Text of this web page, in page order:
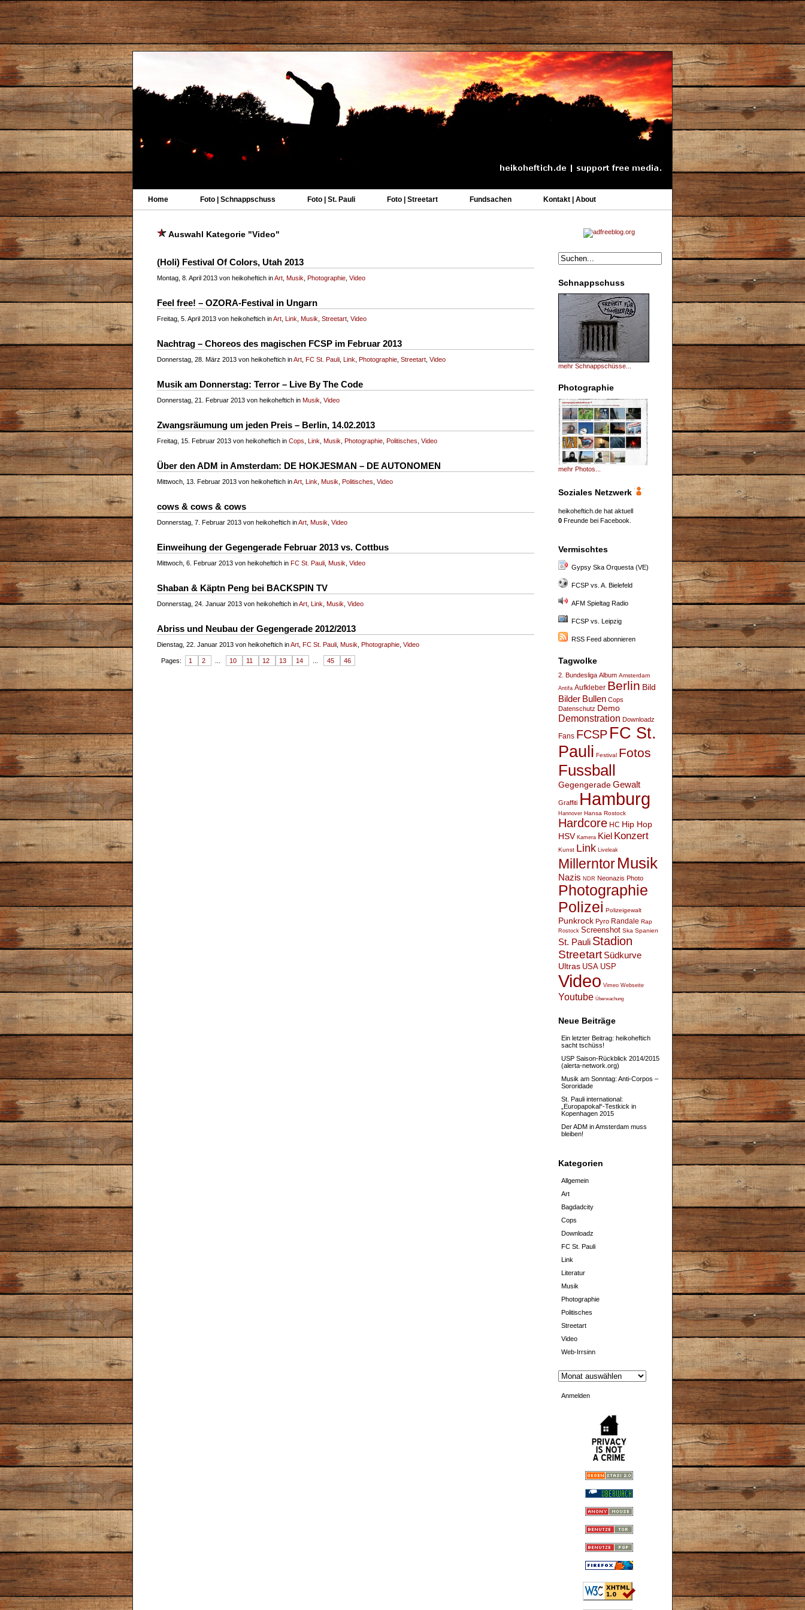
Home Foto | Schnappschuss Foto | St. Pauli Foto | Streetart Fundsachen Kontakt | About
Schnappschuss
mehr Schnappschüsse...
Photographie
mehr Photos...
Soziales Netzwerk
heikoheftich.de hat aktuell
0 Freunde bei Facebook.
Vermischtes
Gypsy Ska Orquesta (VE)
FCSP vs. A. Bielefeld
AFM Spieltag Radio
FCSP vs. Leipzig
RSS Feed abonnieren
Tagwolke
2. Bundesliga Album Amsterdam
Antifa Aufkleber Berlin Bild
Bilder Bullen Cops
Datenschutz Demo
Demonstration Downloadz
Fans FCSP FC St.
Pauli Festival Fotos
Fussball
GegengeradeGewalt
Graffiti Hamburg
Hannover Hansa Rostock
Hardcore HC Hip Hop
HSV Kamera Kiel Konzert
Kunst Link Liveleak
Millerntor Musik
Nazis NDR Neonazis Photo
Photographie
Polizei Polizeigewalt
Punkrock Pyro Randale Rap
Rostock Screenshot Ska Spanien
St. Pauli Stadion
Streetart Südkurve
Ultras USA USP
Video Vimeo Webseite
Youtube Überwachung
Neue Beiträge
Ein letzter Beitrag: heikoheftich
sacht tschüss!
USP Saison-Rückblick 2014/2015
(alerta-network.org)
Musik am Sonntag: Anti-Corpos –
Sororidade
St. Pauli international:
„Europapokal“-Testkick in
Kopenhagen 2015
Der ADM in Amsterdam muss
bleiben!
Kategorien
Allgemein
Art
Bagdadcity
Cops
Downloadz
FC St. Pauli
Link
Literatur
Musik
Photographie
Politisches
Streetart
Video
Web-Irrsinn
Anmelden
Auswahl Kategorie "Video"
(Holi) Festival Of Colors, Utah 2013
Montag, 8. April 2013 von heikoheftich inArt Musik Photographie Video
Feel free! – OZORA-Festival in Ungarn
Freitag, 5. April 2013 von heikoheftich inArt Link Musik Streetart Video
Nachtrag – Choreos des magischen FCSP im Februar 2013
Donnerstag, 28. März 2013 von heikoheftich inArt FC St. Pauli Link Photographie Streetart Video
Musik am Donnerstag: Terror – Live By The Code
Donnerstag, 21. Februar 2013 von heikoheftich in Musik Video
Zwangsräumung um jeden Preis – Berlin, 14.02.2013
Freitag, 15. Februar 2013 von heikoheftich in Cops Link Musik Photographie Politisches Video
Über den ADM in Amsterdam: DE HOKJESMAN – DE AUTONOMEN
Mittwoch, 13. Februar 2013 von heikoheftich inArt Link Musik Politisches Video
cows & cows & cows
Donnerstag, 7. Februar 2013 von heikoheftich inArt Musik Video
Einweihung der Gegengerade Februar 2013 vs. Cottbus
Mittwoch, 6. Februar 2013 von heikoheftich in FC St. Pauli Musik Video
Shaban & Käptn Peng bei BACKSPIN TV
Donnerstag, 24. Januar 2013 von heikoheftich inArt Link Musik Video
Abriss und Neubau der Gegengerade 2012/2013
Dienstag, 22. Januar 2013 von heikoheftich inArt FC St. Pauli Musik Photographie Video
Pages: 1 2 10 11 12 13 14 45 46